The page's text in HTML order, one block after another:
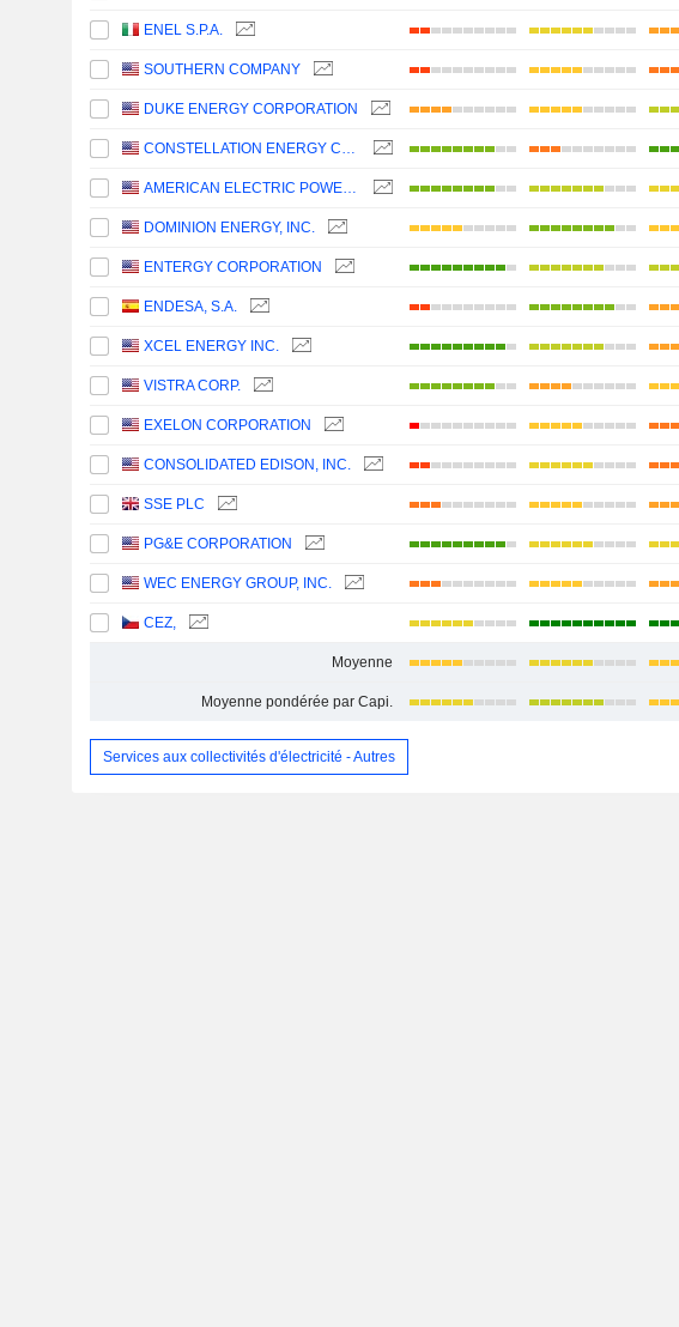
ENEL S.P.A.
SOUTHERN COMPANY
DUKE ENERGY CORPORATION
CONSTELLATION ENERGY CORPORATION
AMERICAN ELECTRIC POWER COMPANY, INC.
DOMINION ENERGY, INC.
ENTERGY CORPORATION
ENDESA, S.A.
XCEL ENERGY INC.
VISTRA CORP.
EXELON CORPORATION
CONSOLIDATED EDISON, INC.
SSE PLC
PG&E CORPORATION
WEC ENERGY GROUP, INC.
CEZ,
Moyenne
Moyenne pondérée par Capi.
Services aux collectivités d'électricité - Autres